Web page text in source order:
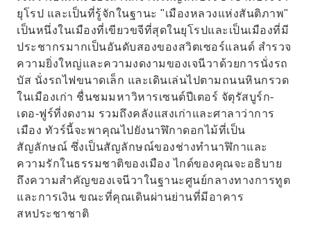
ผ่านย่านที่มีอาคารสหประชาชาติ หลังจากทัวร์ชม
เมืองแล้ว การล่องเรือพร้อมคำบรรยายเป็นเวลา 1
ชั่วโมง จะช่วยให้คุณได้ค้นพบสถานที่สำคัญต่างๆ
ของเจนีวา
ยุโรป และเป็นที่รู้จักในฐานะ "เมืองหลวงแห่งสันติภาพ"
เป็นหนึ่งในเมืองที่เขียวขจีที่สุดในยุโรปและเป็นเมืองที่มี
ประชากรมากเป็นอันดับสองของสวิตเซอร์แลนด์ สำรวจ
ความยิ่งใหญ่และความงดงามของเจนีวาด้วยการนั่งรถ
บัส นั่งรถไฟขนาดเล็ก และเดินเล่นไปตามถนนหินกรวด
ในเมืองเก่า ชื่นชมมหาวิหารเซนต์ปีเตอร์ จัตุรัสบูร์ก-
เดอ-ฟูร์ที่งดงาม รวมถึงคลังแสงเก่าและศาลาว่าการ
เมือง ทัวร์นี้จะพาคุณไปยังนาฬิกาดอกไม้ที่เป็น
สัญลักษณ์ ซึ่งเป็นสัญลักษณ์ของช่างทำนาฬิกาและ
ความรักในธรรมชาติของเมือง ไกด์ของคุณจะอธิบาย
ถึงความสำคัญของเจนีวาในฐานะศูนย์กลางทางการทูต
และการเงิน ขณะที่คุณเดินผ่านย่านที่มีอาคาร
สหประชาชาติ